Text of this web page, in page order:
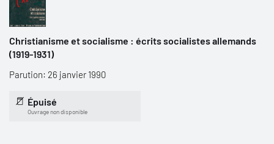
Christianisme et socialisme : écrits socialistes allemands
(1919-1931)
Parution: 26 janvier 1990
Épuisé
Ouvrage non disponible